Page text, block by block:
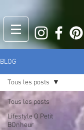
BLOG
Tous les posts
Lifestyle O Petit
BOnheur
Tous les posts